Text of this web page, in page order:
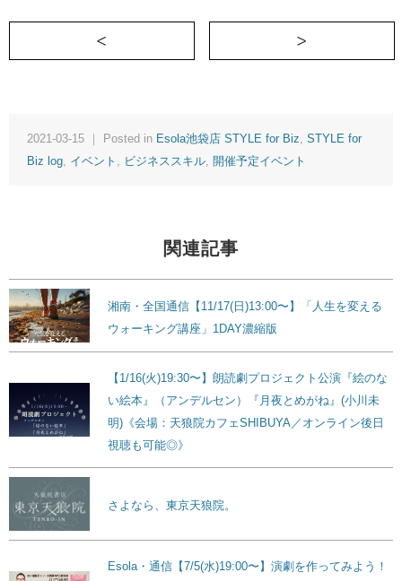
＜ 【5月期募集受付開始】「１シート・
2021-03-15 ｜ Posted in Esola池袋店 STYLE for Biz, STYLE for
Biz log, イベント , ビジネススキル, 開催予定イベント
関連記事
湘南・全国通信【11/17(日)13:00〜】「人生を変える
ウォーキング講座」1DAY濃縮版
【1/16(火)19:30〜】朗読劇プロジェクト公演『絵のな
い絵本』（アンデルセン）『月夜とめがね』(小川未
明)《会場：天狼院カフェSHIBUYA／オンライン後日
視聴も可能◎》
さよなら、東京天狼院。
Esola・通信【7/5(水)19:00〜】演劇を作ってみよう！